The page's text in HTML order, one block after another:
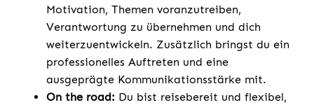
Motivation, Themen voranzutreiben,
Verantwortung zu übernehmen und dich
weiterzuentwickeln. Zusätzlich bringst du ein
professionelles Auftreten und eine
ausgeprägte Kommunikationsstärke mit.
On the road: Du bist reisebereit und flexibel,